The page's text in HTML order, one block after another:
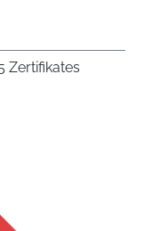
Zertifikates